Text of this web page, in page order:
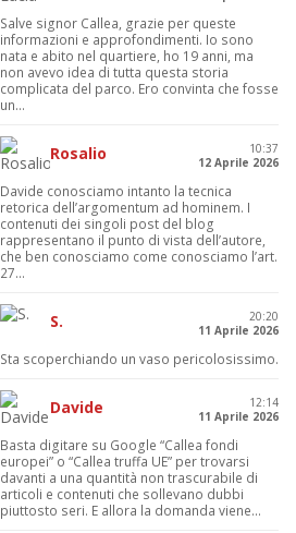
Salve signor Callea, grazie per queste
informazioni e approfondimenti. Io sono
nata e abito nel quartiere, ho 19 anni, ma
non avevo idea di tutta questa storia
complicata del parco. Ero convinta che fosse
un...
Rosalio
10:37
12 Aprile 2026
Davide conosciamo intanto la tecnica
retorica dell’argomentum ad hominem. I
contenuti dei singoli post del blog
rappresentano il punto di vista dell’autore,
che ben conosciamo come conosciamo l’art.
27...
S.
20:20
11 Aprile 2026
Sta scoperchiando un vaso pericolosissimo.
Davide
12:14
11 Aprile 2026
Basta digitare su Google “Callea fondi
europei” o “Callea truffa UE” per trovarsi
davanti a una quantità non trascurabile di
articoli e contenuti che sollevano dubbi
piuttosto seri. E allora la domanda viene...